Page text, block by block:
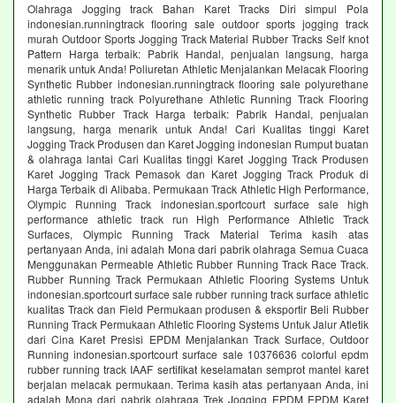
Olahraga Jogging track Bahan Karet Tracks Diri simpul Pola
indonesian.runningtrack flooring sale outdoor sports jogging track
murah Outdoor Sports Jogging Track Material Rubber Tracks Self knot
Pattern Harga terbaik: Pabrik Handal, penjualan langsung, harga
menarik untuk Anda! Poliuretan Athletic Menjalankan Melacak Flooring
Synthetic Rubber indonesian.runningtrack flooring sale polyurethane
athletic running track Polyurethane Athletic Running Track Flooring
Synthetic Rubber Track Harga terbaik: Pabrik Handal, penjualan
langsung, harga menarik untuk Anda! Cari Kualitas tinggi Karet
Jogging Track Produsen dan Karet Jogging indonesian Rumput buatan
& olahraga lantai Cari Kualitas tinggi Karet Jogging Track Produsen
Karet Jogging Track Pemasok dan Karet Jogging Track Produk di
Harga Terbaik di Alibaba. Permukaan Track Athletic High Performance,
Olympic Running Track indonesian.sportcourt surface sale high
performance athletic track run High Performance Athletic Track
Surfaces, Olympic Running Track Material Terima kasih atas
pertanyaan Anda, ini adalah Mona dari pabrik olahraga Semua Cuaca
Menggunakan Permeable Athletic Rubber Running Track Race Track.
Rubber Running Track Permukaan Athletic Flooring Systems Untuk
indonesian.sportcourt surface sale rubber running track surface athletic
kualitas Track dan Field Permukaan produsen & eksportir Beli Rubber
Running Track Permukaan Athletic Flooring Systems Untuk Jalur Atletik
dari Cina Karet Presisi EPDM Menjalankan Track Surface, Outdoor
Running indonesian.sportcourt surface sale 10376636 colorful epdm
rubber running track IAAF sertifikat keselamatan semprot mantel karet
berjalan melacak permukaan. Terima kasih atas pertanyaan Anda, ini
adalah Mona dari pabrik olahraga Trek Jogging EPDM EPDM Karet